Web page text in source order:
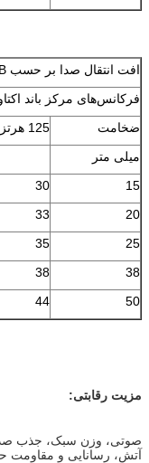
افت انتقال صدا بر حسب DB
فرکانس‌های مرکز باند اکتاو 1/3،
ضخامت
125 هرتز
میلی متر
15
30
20
33
25
35
38
38
50
44
مزیت رقابتی:
صوتی، وزن سبک، جذب
آتش، رسانایی و مقاومت